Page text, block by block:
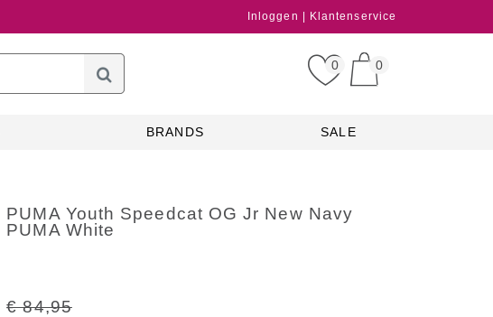
Inloggen Klantenservice
0 0
BRANDS SALE
PUMA Youth Speedcat OG Jr New Navy
PUMA White
€ 84,95